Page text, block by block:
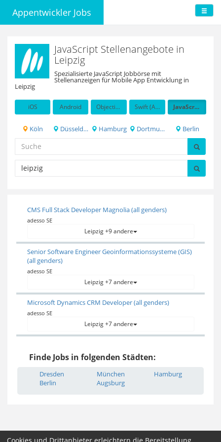
Appentwickler Jobs
JavaScript Stellenangebote in
Leipzig
Spezialisierte JavaScript Jobbörse mit
Stellenanzeigen für Mobile App Entwicklung in
Leipzig
iOS Android Objective-C Swift (Apple programming language) JavaScript
Köln Düsseldorf Hamburg Dortmund Berlin
CMS Full Stack Developer Magnolia (all genders)
adesso SE
Leipzig +9 andere
Senior Software Engineer Geoinformationssysteme (GIS)
(all genders)
adesso SE
Leipzig +7 andere
Microsoft Dynamics CRM Developer (all genders)
adesso SE
Leipzig +7 andere
Finde Jobs in folgenden Städten:
Dresden
Berlin
München
Augsburg
Hamburg